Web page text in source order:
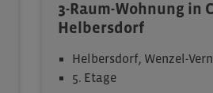
3-Raum-Wohnung in
Helbersdorf
Helbersdorf, Wenzel-
5. Etage